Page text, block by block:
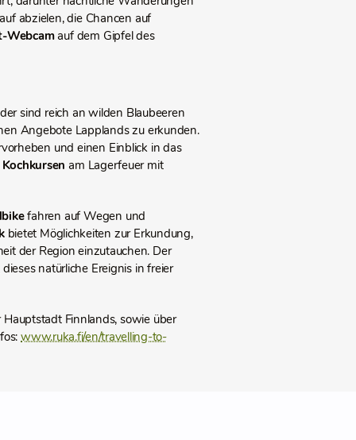
abzielen, die Chancen auf
Webcamauf dem Gipfel des
sind reich an wilden Blaubeeren
Angebote Lapplands zu erkunden.
und einen Einblick in das
Kochkursen am Lagerfeuer mit
fahren auf Wegen und
bietet Möglichkeiten zur Erkundung,
der Region einzutauchen. Der
natürliche Ereignis in freier
Finnlands, sowie über
www.ruka.fi/en/travelling-to-